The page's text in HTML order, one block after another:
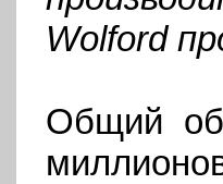
Wolford
Общий